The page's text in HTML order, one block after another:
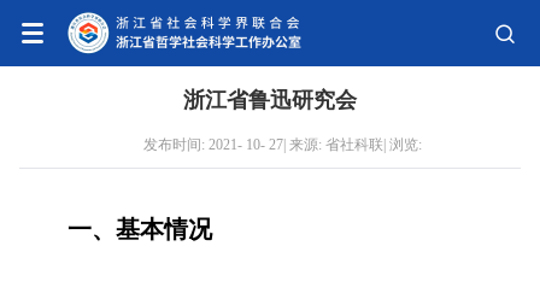
浙江省鲁迅研究会
发布时间: 2021- 10- 27| 来源: 省社科联| 浏览:
一、基本情况